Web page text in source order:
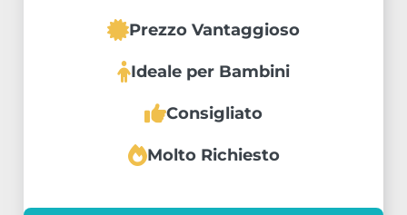
Prezzo Vantaggioso
Ideale per Bambini
Consigliato
Molto Richiesto